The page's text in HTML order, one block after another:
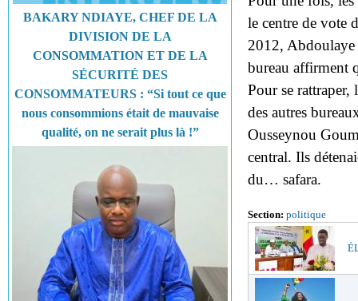
BAKARY NDIAYE, CHEF DE LA
DIVISION DE LA
CONSOMMATION ET DE LA
SÉCURITÉ DES
CONSOMMATEURS : “Si tout ce que
nous consommions était de mauvaise
qualité, on ne serait plus là !”
le centre de vote
2012, Abdoulaye
bureau affirment
Pour se rattraper,
des autres
Ousseynou
central. Ils
du… safara.
Section: politique